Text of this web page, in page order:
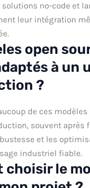
solutions no-code et
leur intégration
open
à un
?
de ces modèles
souvent après
et les
industriel fiable.
choisir le